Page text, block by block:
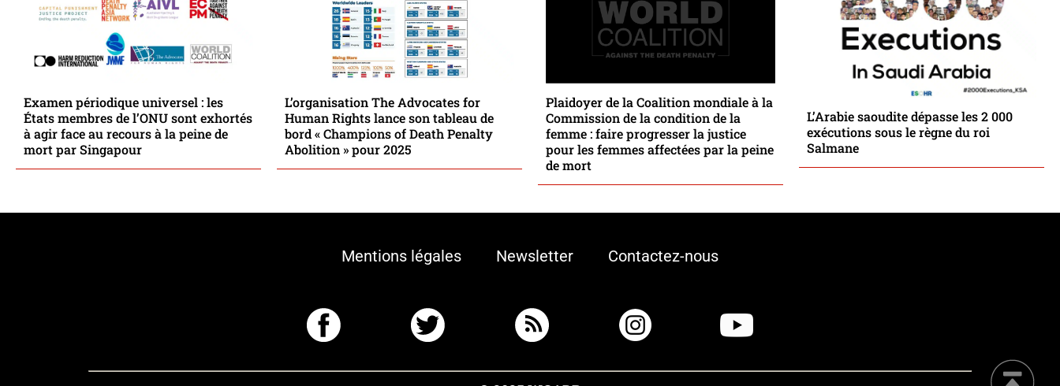
Examen périodique universel : les
États membres de l’ONU sont exhortés
à agir face au recours à la peine de
mort par Singapour
L’organisation The Advocates for
Human Rights lance son tableau de
bord « Champions of Death Penalty
Abolition » pour 2025
Plaidoyer de la Coalition mondiale à la
Commission de la condition de la
femme : faire progresser la justice
pour les femmes affectées par la peine
de mort
L’Arabie saoudite dépasse les 2 000
exécutions sous le règne du roi
Salmane
Mentions légales Newsletter Contactez-nous